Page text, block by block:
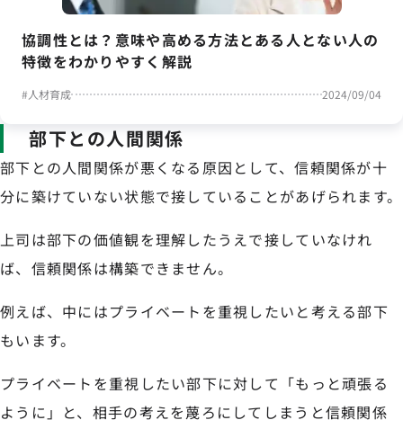
協調性とは？意味や高める方法とある人とない人の
特徴をわかりやすく解説
#人材育成 2024/09/04
部下との人間関係
部下との人間関係が悪くなる原因として、信頼関係が十
分に築けていない状態で接していることがあげられます。
上司は部下の価値観を理解したうえで接していなけれ
ば、信頼関係は構築できません。
例えば、中にはプライベートを重視したいと考える部下
もいます。
プライベートを重視したい部下に対して「もっと頑張る
ように」と、相手の考えを蔑ろにしてしまうと信頼関係